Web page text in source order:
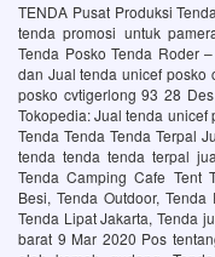
TENDA Pusat Produksi
tenda promosi untuk
Tenda Posko Tenda Roder
dan Jual tenda unicef posko
posko cvtigerlong 93 28
Tokopedia: Jual tenda
Tenda Tenda Tenda Terpal
tenda tenda tenda terpal
Tenda Camping Cafe Tent
Besi, Tenda Outdoor,
Tenda Lipat Jakarta, Tenda
barat 9 Mar 2020 Pos